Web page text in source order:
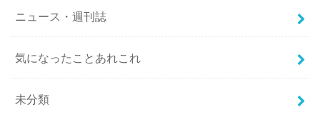
ニュース・週刊誌
気になったことあれこれ
未分類